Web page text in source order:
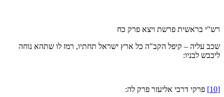
רש"י בראשית פרשת ויצא פרק כח
שכב עליה – קיפל הקב"ה כל ארץ ישראל תחתיו, רמז לו שתהא נוחה
ליכבש לבניו:
[10]
פרקי דרבי אליעזר פרק לה: